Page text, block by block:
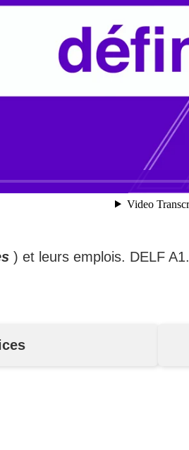
) et leurs emplois. DELF A1.